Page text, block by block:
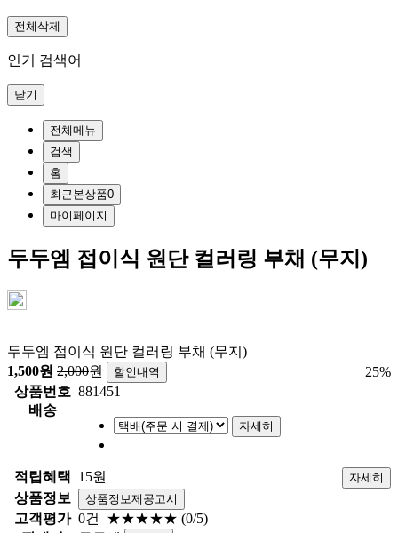
전체삭제
인기 검색어
닫기
전체메뉴
검색
홈
최근본상품0
마이페이지
두두엠 접이식 원단 컬러링 부채 (무지)
두두엠 접이식 원단 컬러링 부채 (무지)
1,500원 2,000원 할인내역 25%
상품번호 881451
배송
자세히
적립혜택 15원 자세히
상품정보 상품정보제공고시
고객평가 0건 ★★★★★ (0/5)